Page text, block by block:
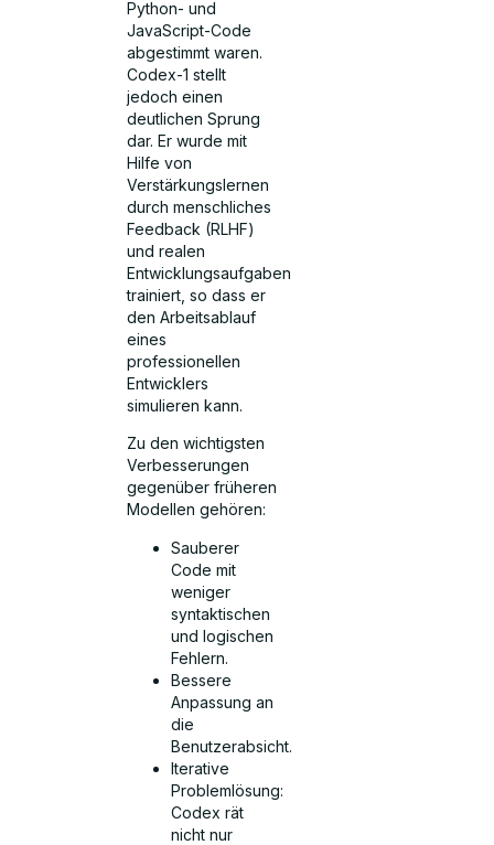
Python- und
JavaScript-Code
abgestimmt waren.
Codex-1 stellt
jedoch einen
deutlichen Sprung
dar. Er wurde mit
Hilfe von
Verstärkungslernen
durch menschliches
Feedback (RLHF)
und realen
Entwicklungsaufgaben
trainiert, so dass er
den Arbeitsablauf
eines
professionellen
Entwicklers
simulieren kann.
Zu den wichtigsten
Verbesserungen
gegenüber früheren
Modellen gehören:
Sauberer
Code mit
weniger
syntaktischen
und logischen
Fehlern.
Bessere
Anpassung an
die
Benutzerabsicht.
Iterative
Problemlösung:
Codex rät
nicht nur